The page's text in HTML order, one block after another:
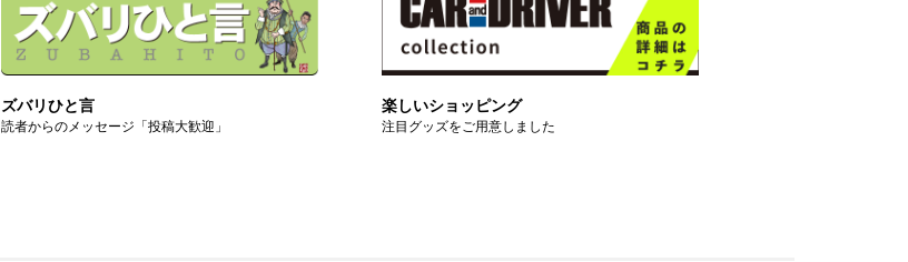
ズバリひと言
読者からのメッセージ「投稿大歓迎」
楽しいショッピング
注目グッズをご用意しました